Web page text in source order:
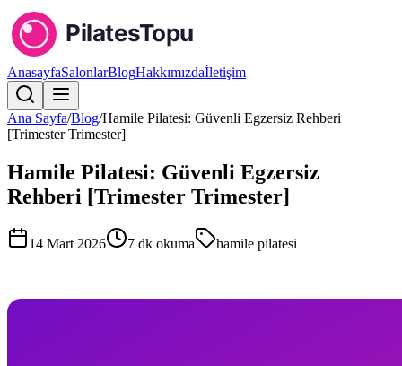
AnasayfaSalonlarBlogHakkımızdaİletişim
Ana Sayfa/Blog/Hamile Pilatesi: Güvenli Egzersiz Rehberi
[Trimester Trimester]
Hamile Pilatesi: Güvenli Egzersiz
Rehberi [Trimester Trimester]
14 Mart 2026 7 dk okuma hamile pilatesi